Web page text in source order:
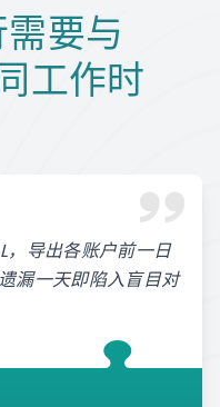
要与
工作时
，导出各账户前一日
漏一天即陷入盲目对